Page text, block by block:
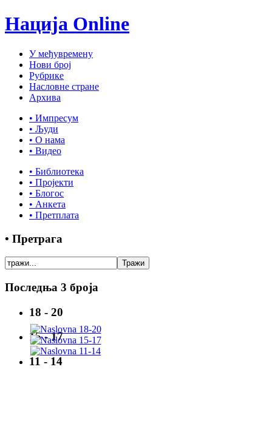
Нација Online
У међувремену
Нови број
Рубрике
Насловне стране
Архива
• Импресум
• Људи
• О нама
• Видео
• Библиотека
• Пројекти
• Блогос
• Анкета
• Претплата
• Претрага
Последња 3 броја
18 - 20
15 - 17
11 - 14